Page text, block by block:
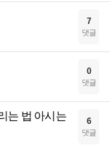
7
댓글
0
댓글
는 법 아시는
6
댓글